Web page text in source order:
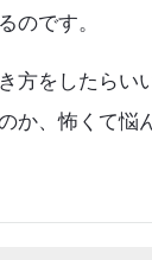
のです。
方をしたらい
か、怖くて悩